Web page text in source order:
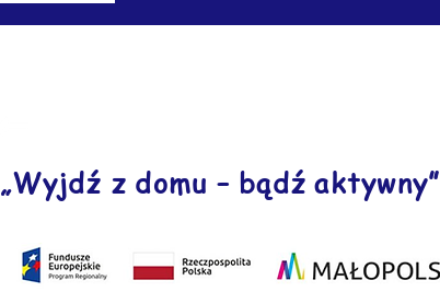
„Wyjdź z domu – bądź aktywny”